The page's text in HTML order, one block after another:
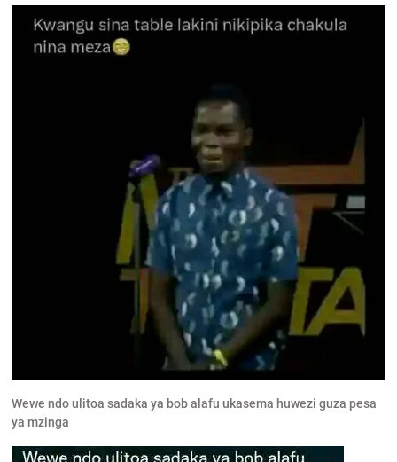
Wewe ndo ulitoa sadaka ya bob alafu ukasema huwezi guza pesa
ya mzinga